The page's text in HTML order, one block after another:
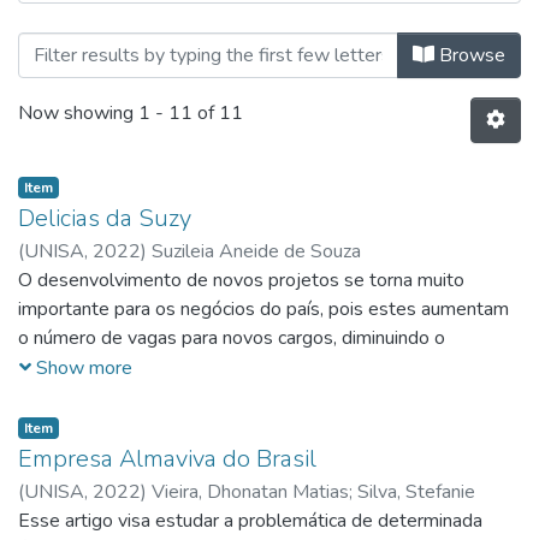
Browsing Gestão de RecursosBrowse
Now showing 1 - 11 of 11
Item
Delicias da Suzy
(UNISA, 2022) Suzileia Aneide de Souza
O desenvolvimento de novos projetos se torna muito
importante para os negócios do país, pois estes aumentam
o número de vagas para novos cargos, diminuindo o
desemprego e movimentando a economia do mesmo,
e aumento da riqueza brasileira. Entretanto para que o país e
a população brasileira sejam beneficiados a figura do
empreendedor se torna imprescindível, pois o mesmo se
dispõe a sair de sua zona de conforto, muitas vezes
Show more
Item
Empresa Almaviva do Brasil
(UNISA, 2022) Vieira, Dhonatan Matias; Silva, Stefanie
Nascimento da
Esse artigo visa estudar a problemática de determinada